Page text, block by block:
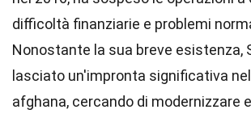
difficoltà finanziarie e problemi
Nonostante la sua breve esistenza,
lasciato un'impronta significativa
afghana, cercando di modernizzare